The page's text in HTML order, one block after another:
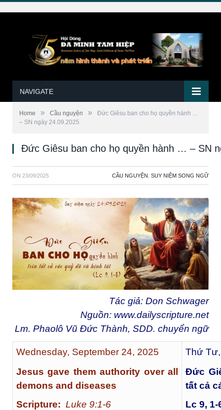
NAVIGATE
Home » Cầu nguyện »
Đức Giêsu ban cho họ quyền hành …
– SN ngày 24.09.2025
Đức Giêsu ban cho họ quyền hành … – SN
ON 23/09/2025 CẦU NGUYỆN SUY NIỆM SONG NGỮ
Tác giả: Don Schwager
Nguồn: www.dailyscripture.net
Lm. Phaolô Vũ Đức Thành, SDD. chuyển ngữ
Wednesday, September 24, 2025
Jesus gave them authority over all
demons and diseases
Scripture: Luke 9:1-6
Thứ
Đức
tất cả
Lc 9, 1-